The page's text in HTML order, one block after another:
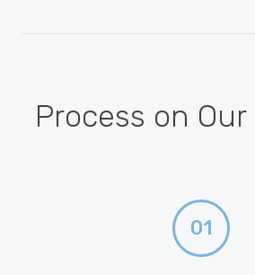
Process on
01